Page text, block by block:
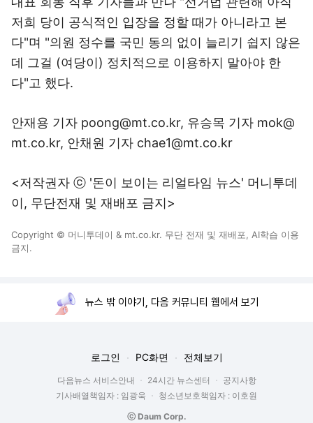
저희 당이 공식적인 입장을 정할 때가 아니라고 본
다"며 "의원 정수를 국민 동의 없이 늘리기 쉽지 않은
데 그걸 (여당이) 정치적으로 이용하지 말아야 한
다"고 했다.
안재용 기자 poong@mt.co.kr, 유승목 기자 mok@
mt.co.kr, 안채원 기자 chae1@mt.co.kr
<저작권자 ⓒ '돈이 보이는 리얼타임 뉴스' 머니투데
이, 무단전재 및 재배포 금지>
Copyright © 머니투데이 & mt.co.kr. 무단 전재 및 재배포, AI학습 이용
금지.
뉴스 밖 이야기, 다음 커뮤니티 웹에서 보기
로그인 PC화면 전체보기
다음뉴스 서비스안내 24시간 뉴스센터
공지사항
기사배열책임자 : 임광욱
청소년보호책임자 : 이호원
ⓒ Daum Corp.